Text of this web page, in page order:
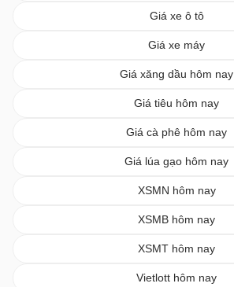
Giá xe ô tô
Giá xe máy
Giá xăng dầu hôm nay
Giá tiêu hôm nay
Giá cà phê hôm nay
Giá lúa gạo hôm nay
XSMN hôm nay
XSMB hôm nay
XSMT hôm nay
Vietlott hôm nay